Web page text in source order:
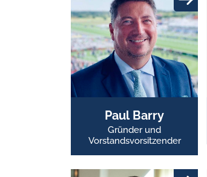
Paul Barry
Gründer und
Vorstandsvorsitzender